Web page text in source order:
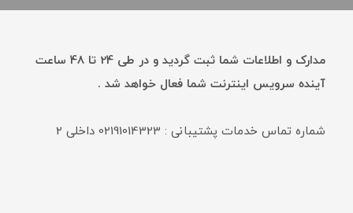
مدارک و اطلاعات شما ثبت گردید و در طی 24 تا 48 ساعت
آینده سرویس اینترنت شما فعال خواهد شد .
شماره تماس خدمات پشتیبانی : 02191014323 داخلی 2